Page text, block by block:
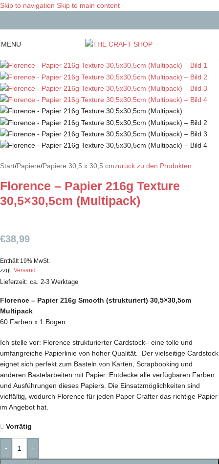
Skip to navigation Skip to main content
MENU
Start/Papiere/Papiere 30,5 x 30,5 cmzurück zu den Produkten
Florence – Papier 216g Texture
30,5×30,5cm (Multipack)
€38,99
Enthält 19% MwSt.
zzgl. Versand
Lieferzeit: ca. 2-3 Werktage
Florence – Papier 216g Smooth (strukturiert) 30,5×30,5cm
Multipack
60 Farben x 1 Bogen
Ich stelle vor: Florence strukturierter Cardstock– eine tolle und
umfangreiche Papierlinie von hoher Qualität. Der vielseitige Cardstock
eignet sich perfekt zum Basteln von Karten, Scrapbooking und
anderen Bastelarbeiten mit Papier. Entdecke alle verfügbaren Farben
und Ausführungen dieses Papiers. Die Einsatzmöglichkeiten sind
vielfältig, wodurch Florence für jeden Paper Crafter das richtige Papier
im Angebot hat.
Vorrätig
- +